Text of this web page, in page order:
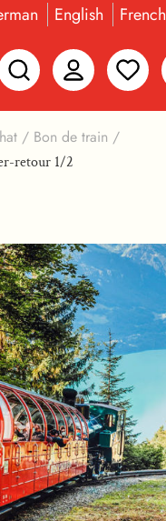
English French
/ Bon de train /
retour 1/2